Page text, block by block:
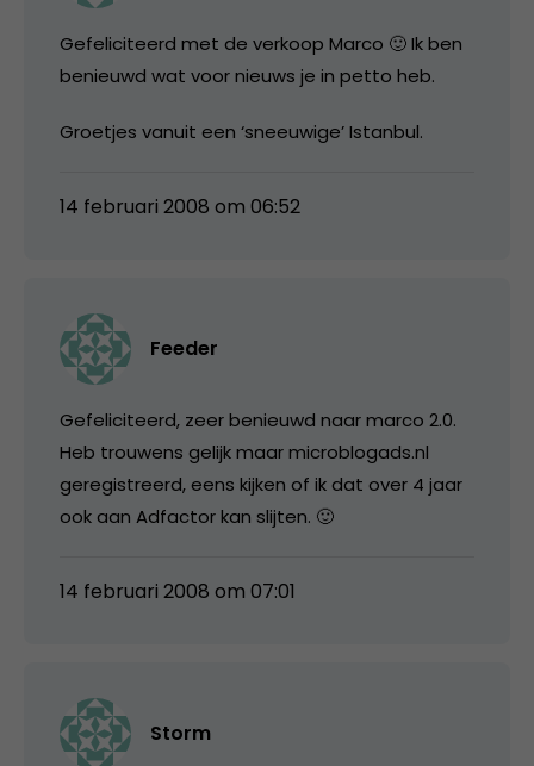
Gefeliciteerd met de verkoop Marco 🙂 Ik ben
benieuwd wat voor nieuws je in petto heb.
Groetjes vanuit een ‘sneeuwige’ Istanbul.
14 februari 2008 om 06:52
Feeder
Gefeliciteerd, zeer benieuwd naar marco 2.0.
Heb trouwens gelijk maar microblogads.nl
geregistreerd, eens kijken of ik dat over 4 jaar
ook aan Adfactor kan slijten. 🙂
14 februari 2008 om 07:01
Storm